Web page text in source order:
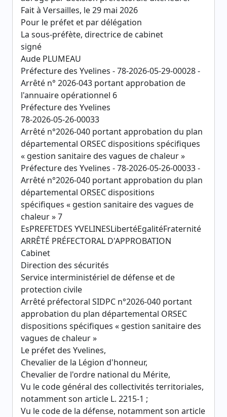
Fait à Versailles, le 29 mai 2026
Pour le préfet et par délégation
La sous-préfète, directrice de cabinet
signé
Aude PLUMEAU
Préfecture des Yvelines - 78-2026-05-29-00028 -
Arrêté n° 2026-043 portant approbation de
l'annuaire opérationnel 6
Préfecture des Yvelines
78-2026-05-26-00033
Arrêté n°2026-040 portant approbation du plan
départemental ORSEC dispositions spécifiques
« gestion sanitaire des vagues de chaleur »
Préfecture des Yvelines - 78-2026-05-26-00033 -
Arrêté n°2026-040 portant approbation du plan
départemental ORSEC dispositions
spécifiques « gestion sanitaire des vagues de
chaleur » 7
EsPREFETDES YVELINESLibertéEgalitéFraternité
ARRÊTÉ PRÉFECTORAL D'APPROBATION
Cabinet
Direction des sécurités
Service interministériel de défense et de
protection civile
Arrêté préfectoral SIDPC n°2026-040 portant
approbation du plan départemental ORSEC
dispositions spécifiques « gestion sanitaire des
vagues de chaleur »
Le préfet des Yvelines,
Chevalier de la Légion d'honneur,
Chevalier de l'ordre national du Mérite,
Vu le code général des collectivités territoriales,
notamment son article L. 2215-1 ;
Vu le code de la défense, notamment son article